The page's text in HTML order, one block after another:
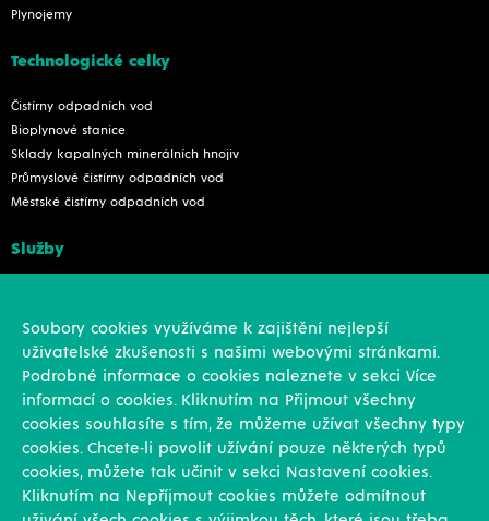
Plynojemy
Technologické celky
Čistírny odpadních vod
Bioplynové stanice
Sklady kapalných minerálních hnojiv
Průmyslové čistírny odpadních vod
Městské čistírny odpadních vod
Služby
Novinky
Soubory cookies využíváme k zajištění nejlepší
uživatelské zkušenosti s našimi webovými stránkami.
Podrobné informace o cookies naleznete v sekci Více
informací o cookies. Kliknutím na Přijmout všechny
cookies souhlasíte s tím, že můžeme užívat všechny typy
cookies. Chcete-li povolit užívání pouze některých typů
cookies, můžete tak učinit v sekci Nastavení cookies.
Kliknutím na Nepříjmout cookies můžete odmítnout